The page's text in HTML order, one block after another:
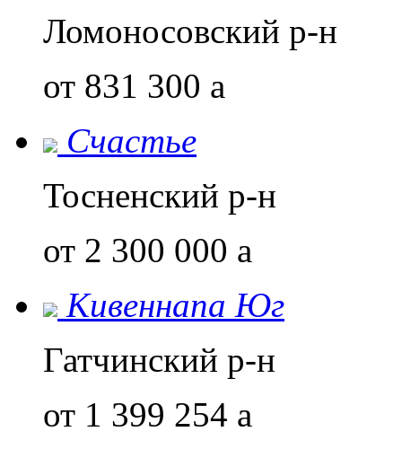
Ломоносовский р-н
от 831 300 a
Счастье
Тосненский р-н
от 2 300 000 a
Кивеннапа Юг
Гатчинский р-н
от 1 399 254 a